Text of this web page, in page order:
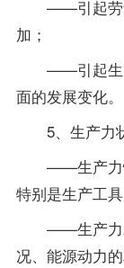
——引起劳动
加；
——引起生产
面的发展变化。
5、生产力状
——生产力性
特别是生产工
——生产力水
况、能源动力的